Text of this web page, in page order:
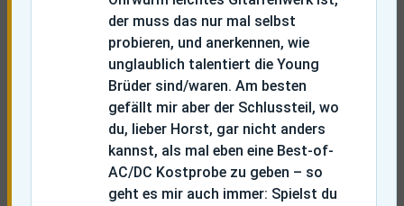
der muss das nur mal selbst
probieren, und anerkennen, wie
unglaublich talentiert die Young
Brüder sind/waren. Am besten
gefällt mir aber der Schlussteil, wo
du, lieber Horst, gar nicht anders
kannst, als mal eben eine Best-of-
AC/DC Kostprobe zu geben – so
geht es mir auch immer: Spielst du